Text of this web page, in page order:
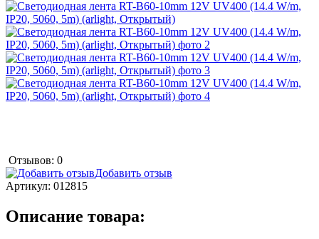
Отзывов: 0
Добавить отзыв
Артикул: 012815
Описание товара: